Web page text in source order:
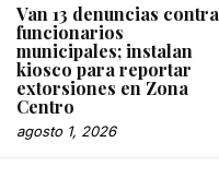
Van 13 denuncias contra
funcionarios
municipales; instalan
kiosco para reportar
extorsiones en Zona
Centro
agosto 1, 2026